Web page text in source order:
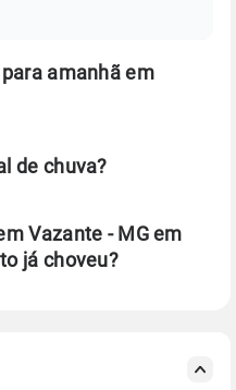
amanhã em
de chuva?
Vazante - MG em
já choveu?